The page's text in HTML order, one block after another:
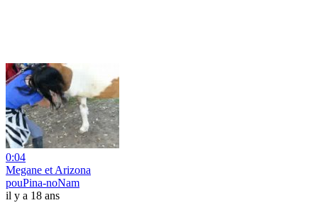
0:04
Megane et Arizona
pouPina-noNam
il y a 18 ans